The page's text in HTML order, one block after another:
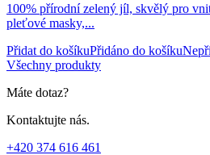
100% přírodní zelený jíl, skvělý pro
pleťové masky,...
Přidat do košíkuPřidáno do košíku
Všechny produkty
Máte dotaz?
Kontaktujte nás.
+420 374 616 461